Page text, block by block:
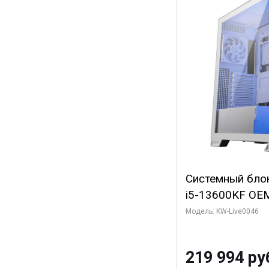
Системный
i5-13600KF
7, C14 8EC/
SSD)
Модель: KW-Live0046
219 994